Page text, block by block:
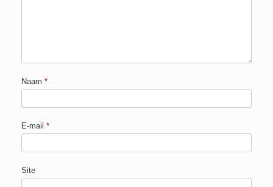
Naam *
E-mail *
Site